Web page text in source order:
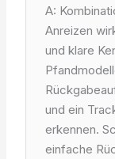
A:
Anreizen
und klare
und ein
erkennen.
einfache